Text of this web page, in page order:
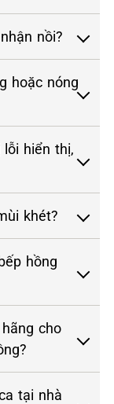
nồi?
hoặc nóng
hiển thị,
khét?
hồng
cho
tại nhà